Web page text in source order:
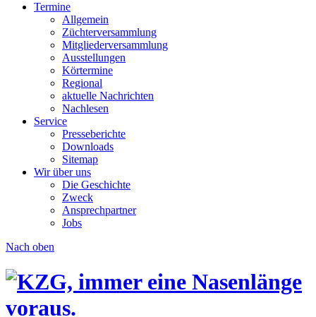
Termine
Allgemein
Züchterversammlung
Mitgliederversammlung
Ausstellungen
Körtermine
Regional
aktuelle Nachrichten
Nachlesen
Service
Presseberichte
Downloads
Sitemap
Wir über uns
Die Geschichte
Zweck
Ansprechpartner
Jobs
Nach oben